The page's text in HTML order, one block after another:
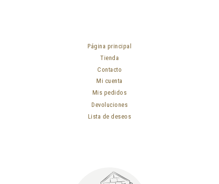
Página principal
Tienda
Contacto
Mi cuenta
Mis pedidos
Devoluciones
Lista de deseos